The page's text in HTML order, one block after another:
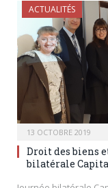
ACTUALITÉS
13 OCTOBRE 2019
Droit des biens
bilatérale